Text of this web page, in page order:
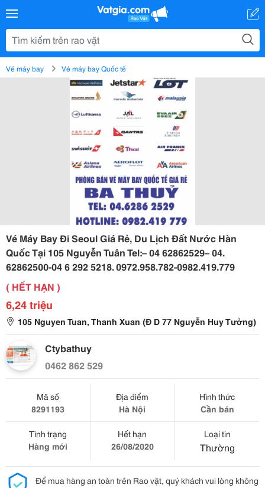
Vé máy bay Vé máy bay Quốc tế
Vé Máy Bay Đi Seoul Giá Rẻ, Du Lịch Đất Nước Hàn
Quốc Tại 105 Nguyễn Tuân Tel:– 04 62862529– 04.
62862500-04 6 292 5218. 0972.958.782-0982.419.779
( HẾT HẠN )
6,24 triệu
105 Nguyen Tuan, Thanh Xuan (Đ D 77 Nguyễn Huy Tưởng)
Ctybathuy
0462 862 529
Mã số
8291193
Địa điểm
Hà Nội
Hình thức
Cần bán
Tình trạng
Hàng mới
Hết hạn
26/08/2020
Loại tin
Thường
Để mua hàng an toàn trên Rao vặt, quý khách vui lòng không